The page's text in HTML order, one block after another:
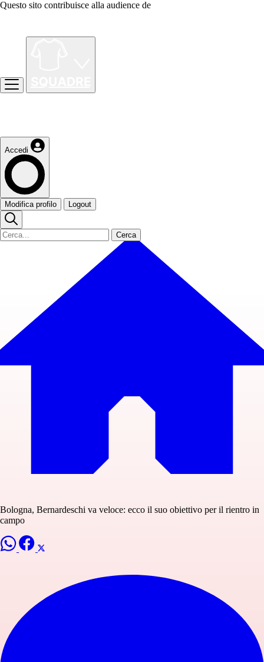
Questo sito contribuisce alla audience de
Accedi
Modifica profilo Logout
Cerca
Bologna, Bernardeschi va veloce: ecco il suo obiettivo per il rientro in
campo